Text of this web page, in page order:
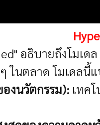
อธิบายถึงโมเดล
นตลาด โมเดลนี้
งนวัตกรรม): เทค